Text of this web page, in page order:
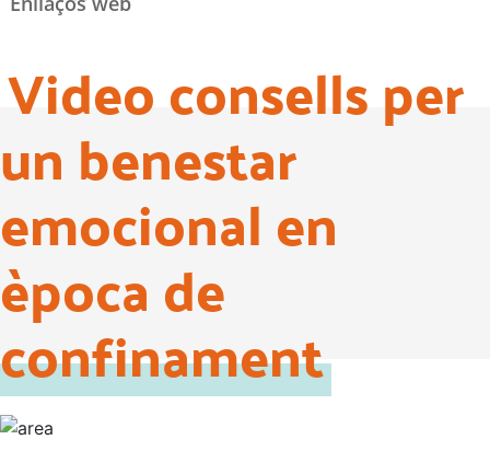
Video consells per
un benestar
emocional en
època de
confinament